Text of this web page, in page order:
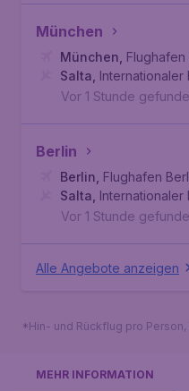
München
München Flughafen
Salta Internationaler
Vor 1 Stunde
Berlin
Berlin Flughafen
Salta Internationaler
Vor 1 Stunde
Alle Angebote anzeigen
*Hin- und Rückflug pro
MEHR INFORMATION